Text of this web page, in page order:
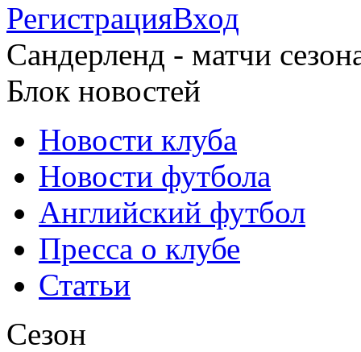
РегистрацияВход
Сандерленд - матчи
Блок новостей
Новости клуба
Новости футбола
Английский футбол
Пресса о клубе
Статьи
Сезон